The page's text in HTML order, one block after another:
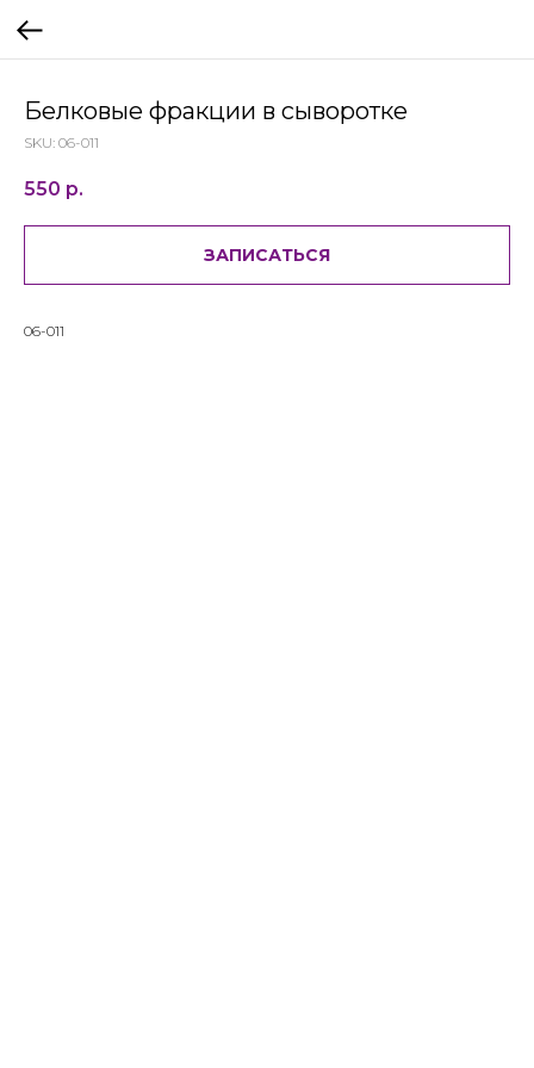
Белковые фракции в сыворотке
SKU: 06-011
550 р.
ЗАПИСАТЬСЯ
06-011